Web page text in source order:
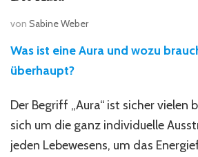
von Sabine Weber
Was ist eine Aura und wozu
überhaupt?
Der Begriff „Aura“ ist sicher vielen
sich um die ganz individuelle
jeden Lebewesens, um das